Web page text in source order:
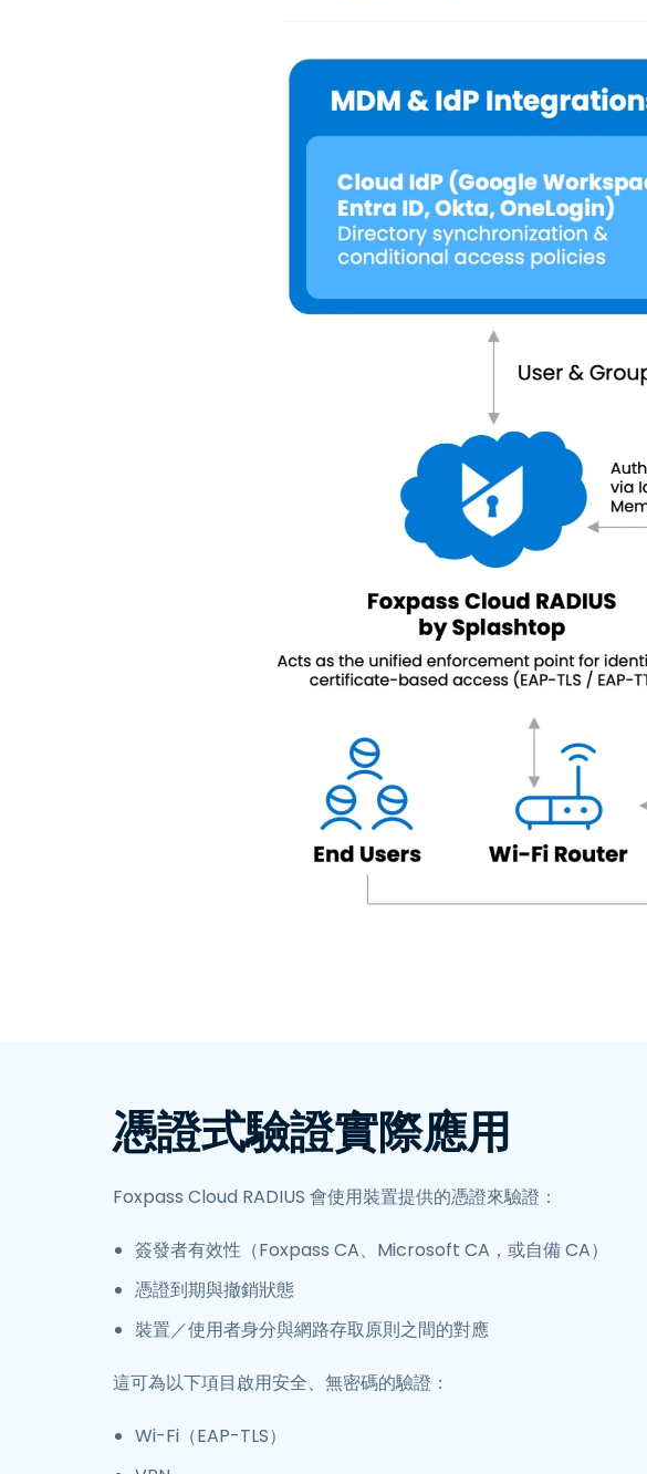
憑證式驗證實際應用
Foxpass Cloud RADIUS 會使用裝置提供的憑證來驗證：
簽發者有效性（Foxpass CA、Microsoft CA，或自備 CA）
憑證到期與撤銷狀態
裝置／使用者身分與網路存取原則之間的對應
這可為以下項目啟用安全、無密碼的驗證：
Wi-Fi（EAP-TLS）